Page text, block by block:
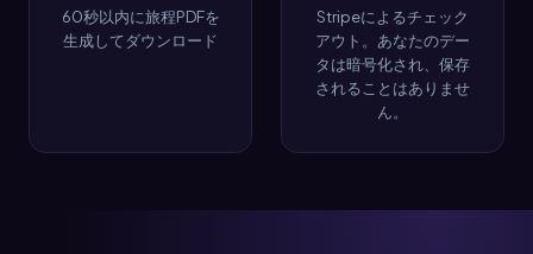
60秒以内に旅程PDFを
生成してダウンロード
Stripeによるチェック
アウト。あなたのデー
タは暗号化され、保存
されることはありませ
ん。